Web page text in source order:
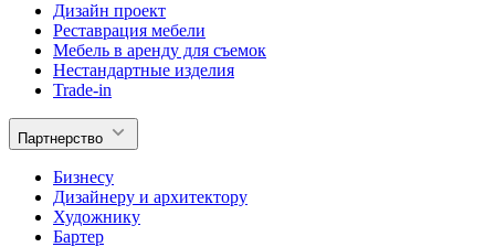
Дизайн проект
Реставрация мебели
Мебель в аренду для съемок
Нестандартные изделия
Trade-in
Партнерство
Бизнесу
Дизайнеру и архитектору
Художнику
Бартер